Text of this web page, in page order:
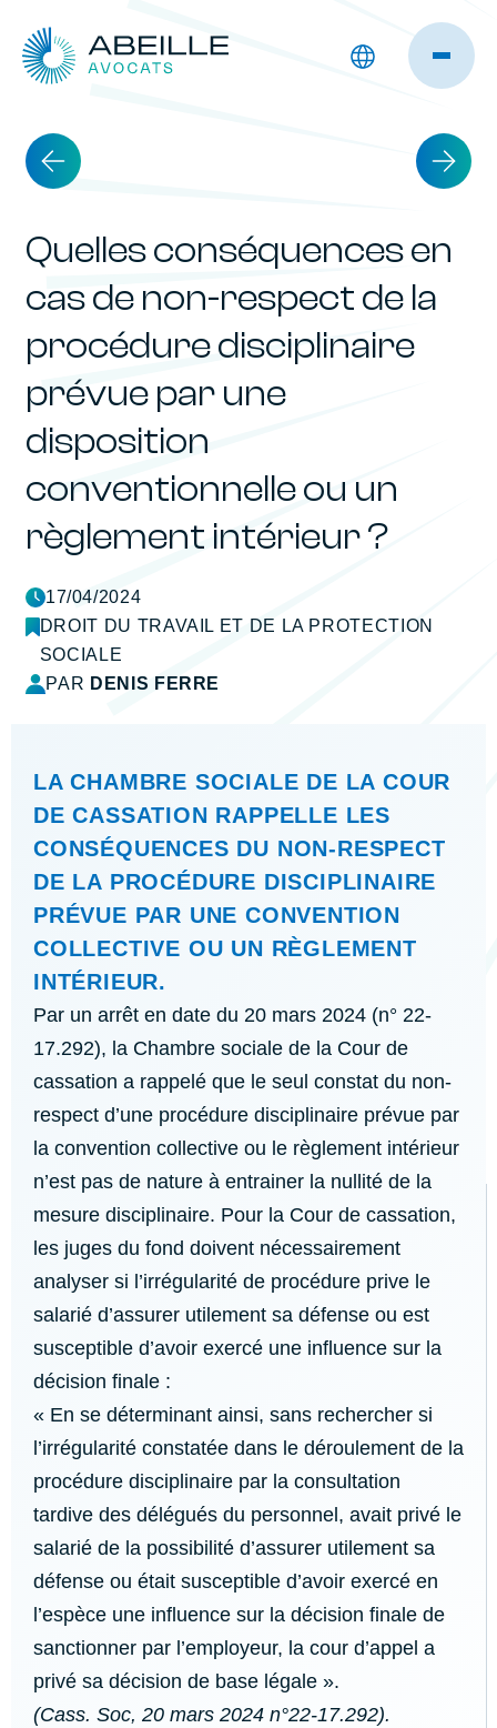
Quelles conséquences en
cas de non-respect de la
procédure disciplinaire
prévue par une
disposition
conventionnelle ou un
règlement intérieur ?
17/04/2024
DROIT DU TRAVAIL ET DE LA PROTECTION
SOCIALE
PAR DENIS FERRE
LA CHAMBRE SOCIALE DE LA COUR
DE CASSATION RAPPELLE LES
CONSÉQUENCES DU NON-RESPECT
DE LA PROCÉDURE DISCIPLINAIRE
PRÉVUE PAR UNE CONVENTION
COLLECTIVE OU UN RÈGLEMENT
INTÉRIEUR.
Par un arrêt en date du 20 mars 2024 (n° 22-
17.292), la Chambre sociale de la Cour de
cassation a rappelé que le seul constat du non-
respect d’une procédure disciplinaire prévue par
la convention collective ou le règlement intérieur
n’est pas de nature à entrainer la nullité de la
mesure disciplinaire. Pour la Cour de cassation,
les juges du fond doivent nécessairement
analyser si l’irrégularité de procédure prive le
salarié d’assurer utilement sa défense ou est
susceptible d’avoir exercé une influence sur la
décision finale :
« En se déterminant ainsi, sans rechercher si
l’irrégularité constatée dans le déroulement de la
procédure disciplinaire par la consultation
tardive des délégués du personnel, avait privé le
salarié de la possibilité d’assurer utilement sa
défense ou était susceptible d’avoir exercé en
l’espèce une influence sur la décision finale de
sanctionner par l’employeur, la cour d’appel a
privé sa décision de base légale ».
(Cass. Soc, 20 mars 2024 n°22-17.292).